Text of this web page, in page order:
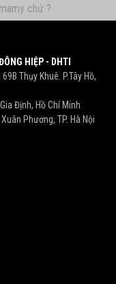
chứ ?
HIỆP - DHTI
Thụy Khuê. P.Tây Hồ,
Định, Hồ Chí Minh
Phương, TP. Hà Nội